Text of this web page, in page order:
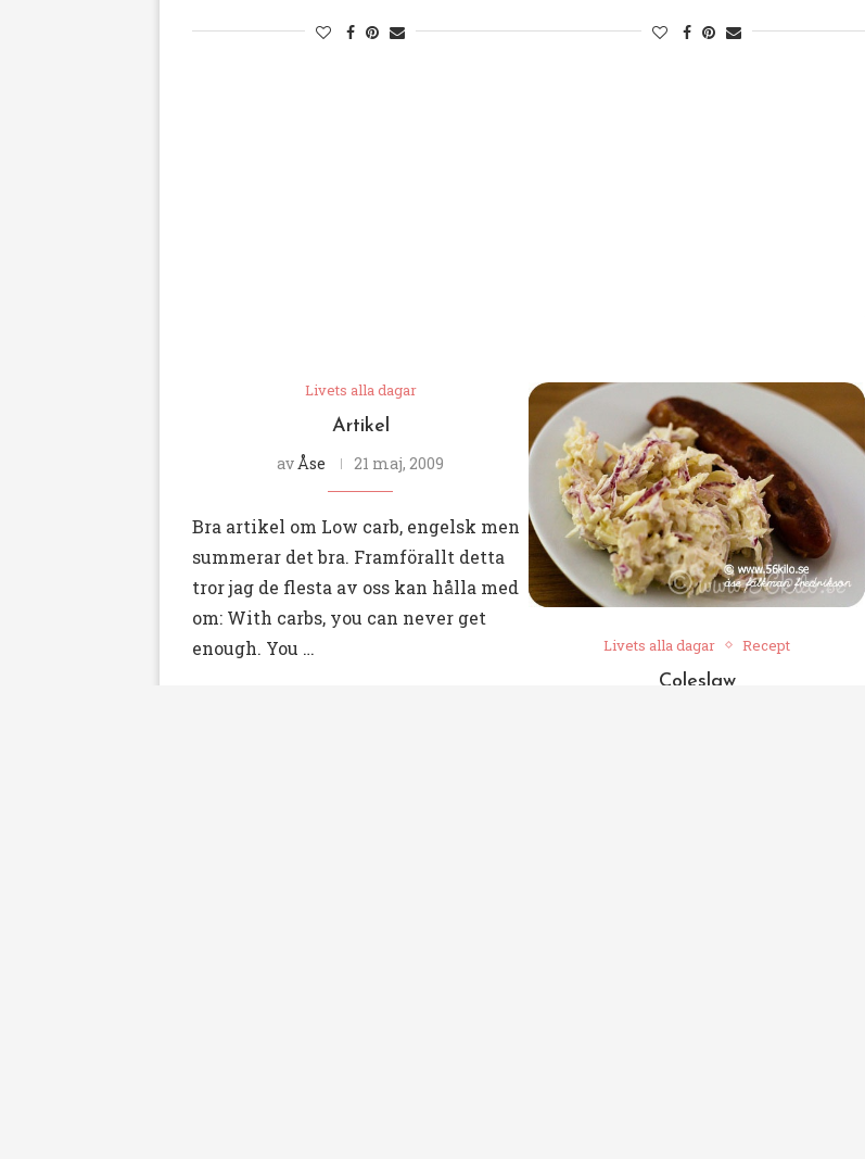
Livets alla dagar
Artikel
avÅse 21 maj, 2009
Bra artikel om Low carb, engelsk men
summerar det bra. Framförallt detta
tror jag de flesta av oss kan hålla med
om: With carbs, you can never get
enough. You …
Livets alla dagar Recept
Coleslaw